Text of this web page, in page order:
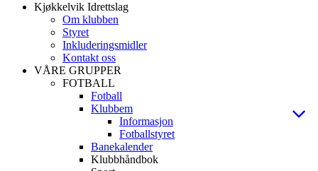
Kjøkkelvik Idrettslag
Om klubben
Styret
Inkluderingsmidler
Kontakt oss
VÅRE GRUPPER
FOTBALL
Fotball
Klubbem
Informasjon
Fotballstyret
Banekalender
Klubbhåndbok